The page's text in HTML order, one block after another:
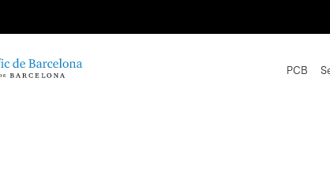
PCB